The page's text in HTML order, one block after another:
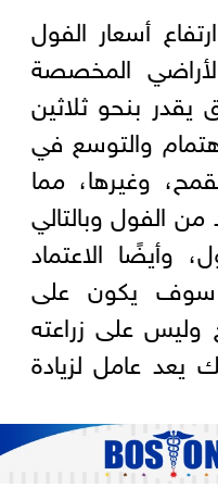
أسعار الفول
المخصصة
يقدر بنحو ثلاثين
والتوسع في
وغيرها، مما
الفول وبالتالي
وأيضًا الاعتماد
سوف يكون على
وليس على زراعته
يعد عامل لزيادة